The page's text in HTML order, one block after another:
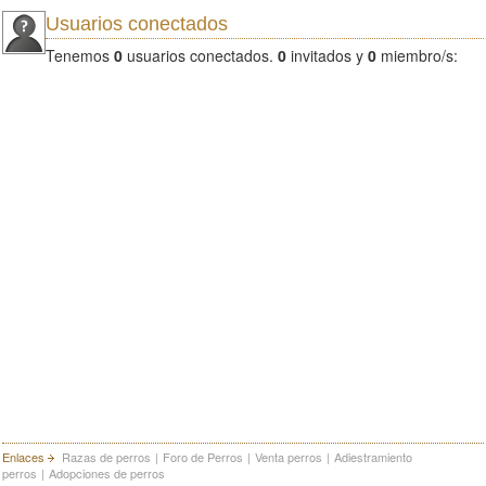
Usuarios conectados
Tenemos 0 usuarios conectados. 0 invitados y 0 miembro/s:
Enlaces Razas de perros | Foro de Perros | Venta perros | Adiestramiento
perros | Adopciones de perros